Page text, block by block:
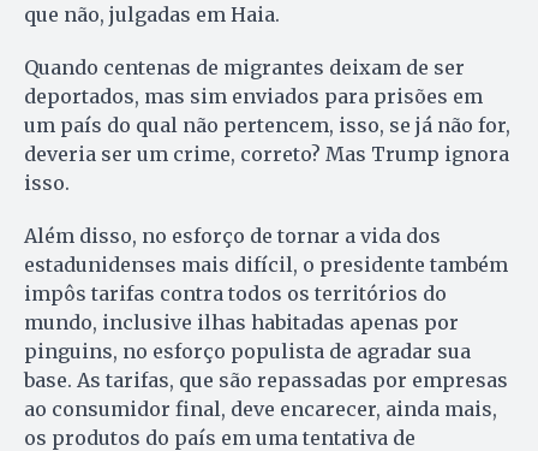
que não, julgadas em Haia.
Quando centenas de migrantes deixam de ser
deportados, mas sim enviados para prisões em
um país do qual não pertencem, isso, se já não for,
deveria ser um crime, correto? Mas Trump ignora
isso.
Além disso, no esforço de tornar a vida dos
estadunidenses mais difícil, o presidente também
impôs tarifas contra todos os territórios do
mundo, inclusive ilhas habitadas apenas por
pinguins, no esforço populista de agradar sua
base. As tarifas, que são repassadas por empresas
ao consumidor final, deve encarecer, ainda mais,
os produtos do país em uma tentativa de